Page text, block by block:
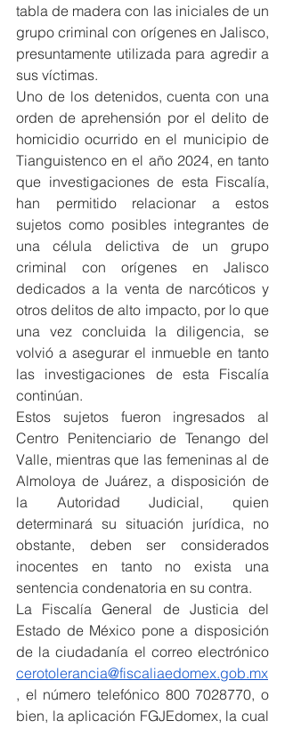
tabla de madera con las iniciales de un
grupo criminal con orígenes en Jalisco,
presuntamente utilizada para agredir a
sus víctimas.
Uno de los detenidos, cuenta con una
orden de aprehensión por el delito de
homicidio ocurrido en el municipio de
Tianguistenco en el año 2024, en tanto
que investigaciones de esta Fiscalía,
han permitido relacionar a estos
sujetos como posibles integrantes de
una célula delictiva de un grupo
criminal con orígenes en Jalisco
dedicados a la venta de narcóticos y
otros delitos de alto impacto, por lo que
una vez concluida la diligencia, se
volvió a asegurar el inmueble en tanto
las investigaciones de esta Fiscalía
continúan.
Estos sujetos fueron ingresados al
Centro Penitenciario de Tenango del
Valle, mientras que las femeninas al de
Almoloya de Juárez, a disposición de
la Autoridad Judicial, quien
determinará su situación jurídica, no
obstante, deben ser considerados
inocentes en tanto no exista una
sentencia condenatoria en su contra.
La Fiscalía General de Justicia del
Estado de México pone a disposición
cerotolerancia@fiscaliaedomex.gob.mx
, el número telefónico 800 7028770, o
bien, la aplicación FGJEdomex, la cual